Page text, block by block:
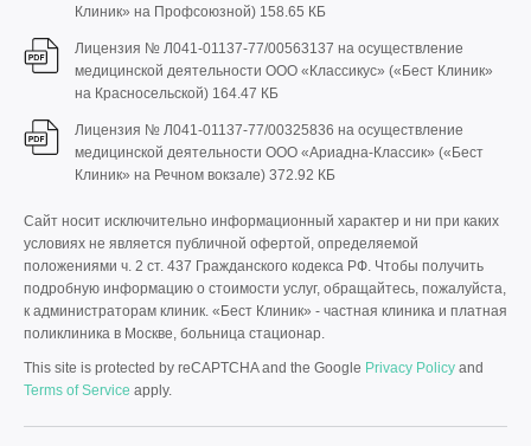
Клиник» на Профсоюзной) 158.65 КБ
Лицензия № Л041-01137-77/00563137 на осуществление
медицинской деятельности ООО «Классикус» («Бест Клиник»
на Красносельской) 164.47 КБ
Лицензия № Л041-01137-77/00325836 на осуществление
медицинской деятельности ООО «Ариадна-Классик» («Бест
Клиник» на Речном вокзале) 372.92 КБ
Сайт носит исключительно информационный характер и ни при каких
условиях не является публичной офертой, определяемой
положениями ч. 2 ст. 437 Гражданского кодекса РФ. Чтобы получить
подробную информацию о стоимости услуг, обращайтесь, пожалуйста,
к администраторам клиник. «Бест Клиник» - частная клиника и платная
поликлиника в Москве, больница стационар.
This site is protected by reCAPTCHA and the Google Privacy Policy and
Terms of Service apply.